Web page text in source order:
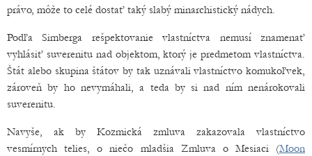
právo, môže to celé dostať taký slabý minarchistický nádych.
Podľa Simberga rešpektovanie vlastníctva nemusí znamenať
vyhlásiť suverenitu nad objektom, ktorý je predmetom vlastníctva.
Štát alebo skupina štátov by tak uznávali vlastníctvo komukoľvek,
zároveň by ho nevymáhali, a teda by si nad ním nenárokovali
suverenitu.
Navyše, ak by Kozmická zmluva zakazovala vlastníctvo
vesmírnych telies, o niečo mladšia Zmluva o Mesiaci (Moon